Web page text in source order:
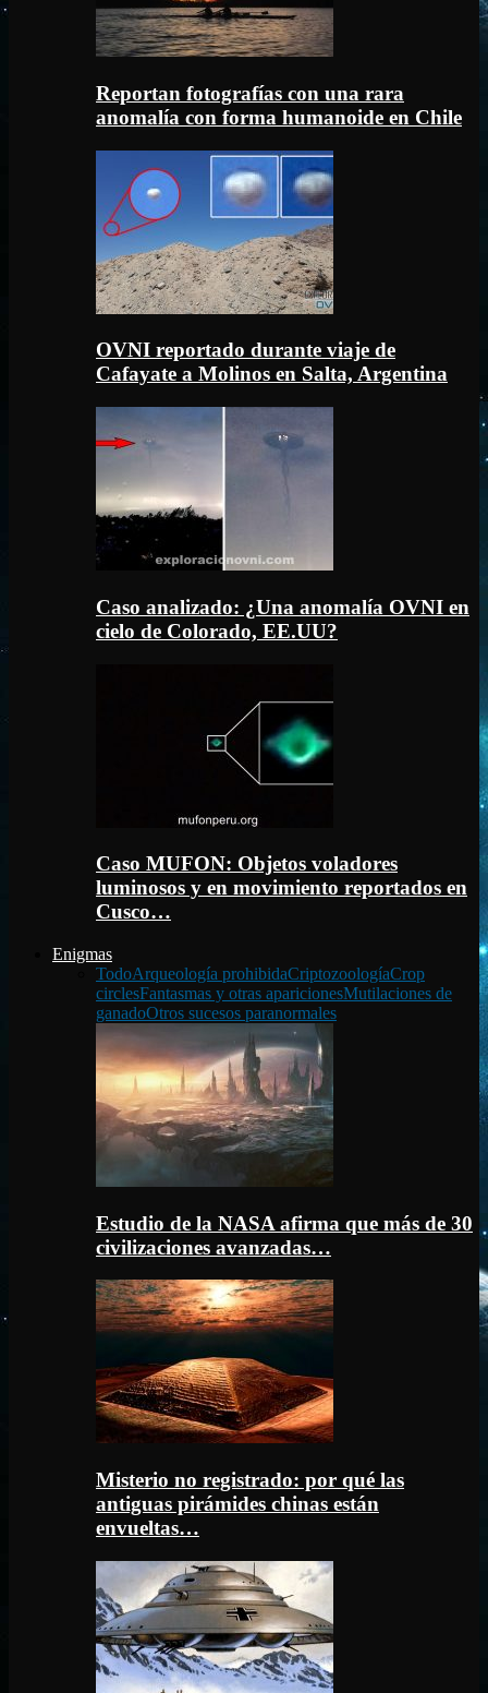
Reportan fotografías con una rara
anomalía con forma humanoide en Chile
OVNI reportado durante viaje de
Cafayate a Molinos en Salta, Argentina
Caso analizado: ¿Una anomalía OVNI en
cielo de Colorado, EE.UU?
Caso MUFON: Objetos voladores
luminosos y en movimiento reportados en
Cusco…
Enigmas
TodoArqueología prohibidaCriptozoologíaCrop
circlesFantasmas y otras aparicionesMutilaciones de
ganadoOtros sucesos paranormales
Estudio de la NASA afirma que más de 30
civilizaciones avanzadas…
Misterio no registrado: por qué las
antiguas pirámides chinas están
envueltas…